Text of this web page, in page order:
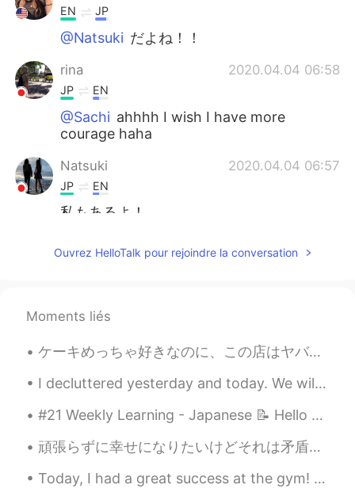
EN JP
@Natsuki だよね！！
rina 2020.04.04 06:58
JP EN
@Sachi ahhhh I wish I have more
courage haha
Natsuki 2020.04.04 06:57
JP EN
私もあるよ！
2020.04.04 06:54
won’t work out but that’s just life👌🏼 but I
think you should try it a few times Life is
2020.04.04 06:53
@Yuki不思議ですよね！！でも楽しいです
よね！
JP
Ouvrez HelloTalk pour rejoindre la conversation
Moments liés
ケーキめっちゃ好きなのに、この店はヤバすぎる！誰か僕と一緒にケーキを食べませんか？ 🎂 Even though I really like cake, this restaurant is ...
I decluttered yesterday and today. We will donate books, prom dresses and porcelain dolls. 👗📚 My ...
#21 Weekly Learning - Japanese 📝 Hello HT friends 😄, Welcome to my weekly learning of 🇰🇷🇯🇵🇷🇺 ❓...
頑張らずに幸せになりたいけどそれは矛盾語法やんな。私の人生で山と谷もあり、気をつけないなら全部消えると思う。 この季節で友達とゆっくり話したり、美味しい食べ物を食べたり、ゲームしたするのは素敵...
Today, I had a great success at the gym! I was able to bench press 163kg. In gym slang, that is ...